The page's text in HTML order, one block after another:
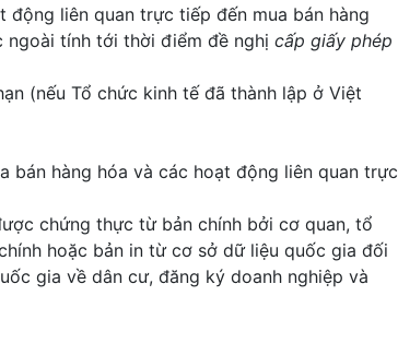
động liên quan trực tiếp đến mua bán hàng
ngoài tính tới thời điểm đề nghị cấp giấy phép
(nếu Tổ chức kinh tế đã thành lập ở Việt
bán hàng hóa và các hoạt động liên quan trực
chứng thực từ bản chính bởi cơ quan, tổ
hoặc bản in từ cơ sở dữ liệu quốc gia đối
gia về dân cư, đăng ký doanh nghiệp và